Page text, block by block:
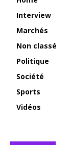
Interview
Marchés
Non classé
Politique
Société
Sports
Vidéos